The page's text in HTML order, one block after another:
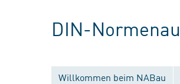
DIN-
Willkommen beim NABau